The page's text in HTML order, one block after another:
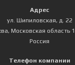
Адрес
ул. Шипиловская, д. 22
, Московская область
Россия
Телефон компании